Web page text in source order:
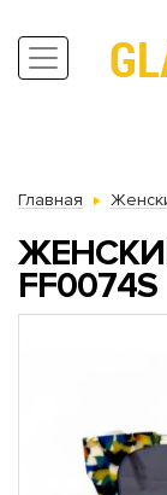
Главная
FF0074S